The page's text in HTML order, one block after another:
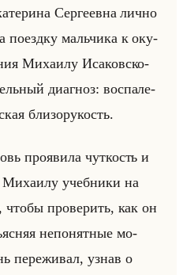
Сер­ге­ев­на лично
по­езд­ку мальчи­ка к оку­
Ми­ха­илу Ис­аков­ско­
ди­агноз: вос­па­ле­
бли­зо­ру­кость.
про­яви­ла чут­кость и
Ми­ха­илу учеб­ни­ки на
про­ве­рить, как он
непо­нят­ные мо­
пе­ре­жи­вал, узнав о